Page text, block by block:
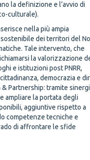
la definizione e l’avvio di
culturale).
nella più ampia
dei territori del
Tale intervento, che
la valorizzazione
e istituzioni post PNRR,
democrazia e
Partnership: tramite
ampliare la portata degli
aggiuntive rispetto a
competenze tecniche e
di affrontare le sfide